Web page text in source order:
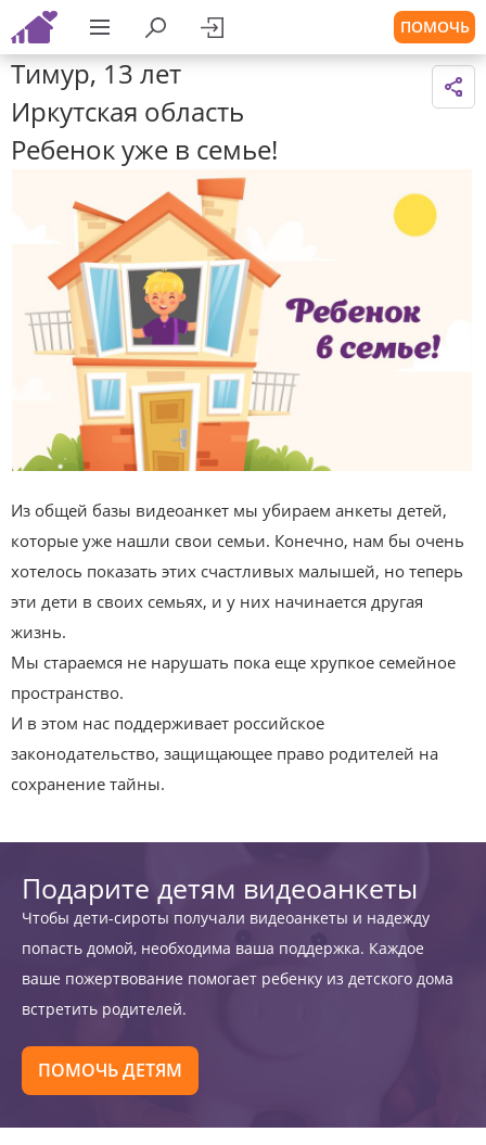
ПОМОЧЬ
Тимур, 13 лет
Иркутская область
Ребенок уже в семье!
Из общей базы видеоанкет мы убираем анкеты детей,
которые уже нашли свои семьи. Конечно, нам бы очень
хотелось показать этих счастливых малышей, но теперь
эти дети в своих семьях, и у них начинается другая
жизнь.
Мы стараемся не нарушать пока еще хрупкое семейное
пространство.
И в этом нас поддерживает российское
законодательство, защищающее право родителей на
сохранение тайны.
Подарите детям видеоанкеты
Чтобы дети-сироты получали видеоанкеты и надежду
попасть домой, необходима ваша поддержка. Каждое
ваше пожертвование помогает ребенку из детского дома
встретить родителей.
ПОМОЧЬ ДЕТЯМ